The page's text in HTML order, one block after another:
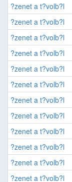
?zenet a t?volb?l
?zenet a t?volb?l
?zenet a t?volb?l
?zenet a t?volb?l
?zenet a t?volb?l
?zenet a t?volb?l
?zenet a t?volb?l
?zenet a t?volb?l
?zenet a t?volb?l
?zenet a t?volb?l
?zenet a t?volb?l
?zenet a t?volb?l